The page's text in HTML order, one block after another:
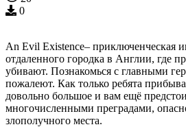
0
An Evil Existence– приключенческая
отдаленного городка в Англии, где
убивают. Познакомься с главными
пожалеют. Как только ребята
довольно большое и вам ещё
многочисленными преградами,
злополучного места.